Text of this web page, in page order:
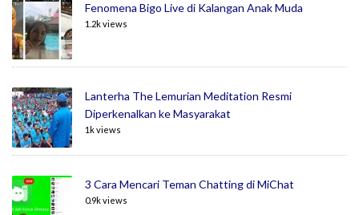
Fenomena Bigo Live di Kalangan Anak Muda
1.2k views
Lanterha The Lemurian Meditation Resmi
Diperkenalkan ke Masyarakat
1k views
3 Cara Mencari Teman Chatting di MiChat
0.9k views